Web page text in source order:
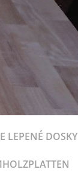
LEPENÉ DOSKY